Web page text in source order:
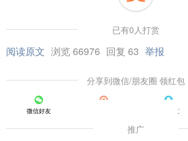
已有0人打赏
阅读原文 浏览 66976 回复 63 举报
分享到微信/朋友圈 领红包
微信好友 QQ好友
推广